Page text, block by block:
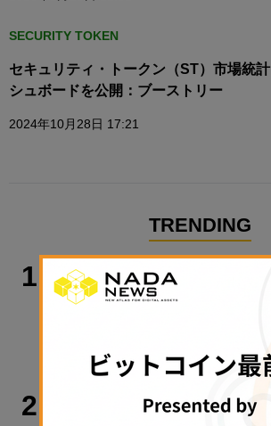
SECURITY TOKEN
セキュリティ・トークン（ST）市場統
シュボードを公開：ブーストリー
2024年10月28日 17:21
TRENDING
1
警察庁、すべての暗号資産交換業
2026年8月6日 20:10
2